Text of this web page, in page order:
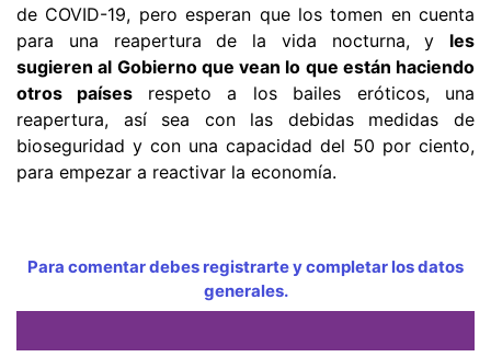
de COVID-19, pero esperan que los tomen en cuenta
para una reapertura de la vida nocturna, y les
sugieren al Gobierno que vean lo que están haciendo
otros países respeto a los bailes eróticos, una
reapertura, así sea con las debidas medidas de
bioseguridad y con una capacidad del 50 por ciento,
para empezar a reactivar la economía.
Para comentar debes registrarte y completar los datos
generales.